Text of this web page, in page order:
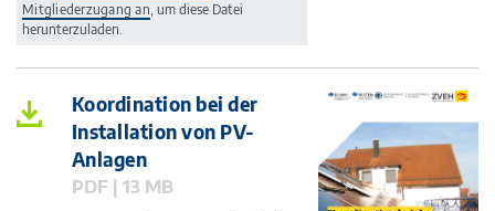
Mitgliederzugang an, um diese Datei
herunterzuladen.
Koordination bei der
Installation von PV-
Anlagen
PDF | 13 MB